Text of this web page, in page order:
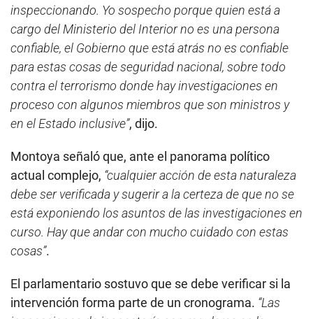
inspeccionando. Yo sospecho porque quien está a
cargo del Ministerio del Interior no es una persona
confiable, el Gobierno que está atrás no es confiable
para estas cosas de seguridad nacional, sobre todo
contra el terrorismo donde hay investigaciones en
proceso con algunos miembros que son ministros y
en el Estado inclusive”, dijo.
Montoya señaló que, ante el panorama político
actual complejo, “cualquier acción de esta naturaleza
debe ser verificada y sugerir a la certeza de que no se
está exponiendo los asuntos de las investigaciones en
curso. Hay que andar con mucho cuidado con estas
cosas”.
El parlamentario sostuvo que se debe verificar si la
intervención forma parte de un cronograma. “Las